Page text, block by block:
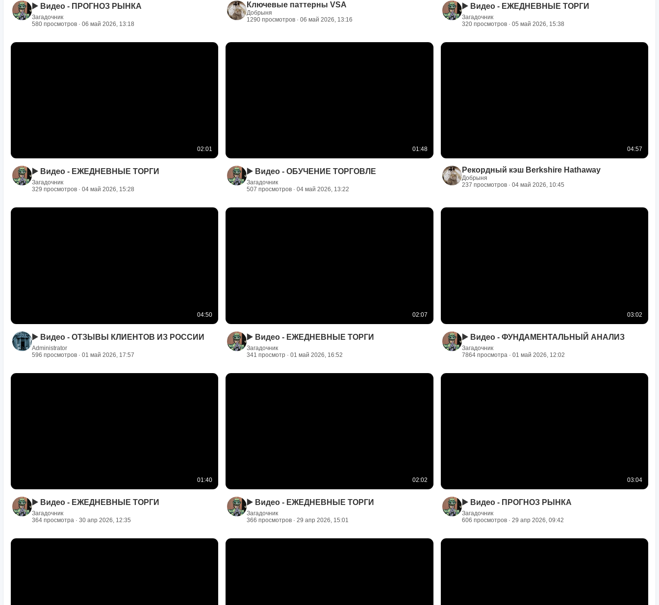
▶️ Видео - ПРОГНОЗ РЫНКА
Загадочник
580 просмотров · 06 май 2026, 13:18
Ключевые паттерны VSA
Добрыня
1290 просмотров · 06 май 2026, 13:16
▶️ Видео - ЕЖЕДНЕВНЫЕ ТОРГИ
Загадочник
320 просмотров · 05 май 2026, 15:38
02:01
▶️ Видео - ЕЖЕДНЕВНЫЕ ТОРГИ
Загадочник
329 просмотров · 04 май 2026, 15:28
01:48
▶️ Видео - ОБУЧЕНИЕ ТОРГОВЛЕ
Загадочник
507 просмотров · 04 май 2026, 13:22
04:57
Рекордный кэш Berkshire Hathaway
Добрыня
237 просмотров · 04 май 2026, 10:45
04:50
▶️ Видео - ОТЗЫВЫ КЛИЕНТОВ ИЗ РОССИИ
Administrator
596 просмотров · 01 май 2026, 17:57
02:07
▶️ Видео - ЕЖЕДНЕВНЫЕ ТОРГИ
Загадочник
341 просмотр · 01 май 2026, 16:52
03:02
▶️ Видео - ФУНДАМЕНТАЛЬНЫЙ АНАЛИЗ
Загадочник
7864 просмотра · 01 май 2026, 12:02
01:40
▶️ Видео - ЕЖЕДНЕВНЫЕ ТОРГИ
Загадочник
364 просмотра · 30 апр 2026, 12:35
02:02
▶️ Видео - ЕЖЕДНЕВНЫЕ ТОРГИ
Загадочник
366 просмотров · 29 апр 2026, 15:01
03:04
▶️ Видео - ПРОГНОЗ РЫНКА
Загадочник
606 просмотров · 29 апр 2026, 09:42